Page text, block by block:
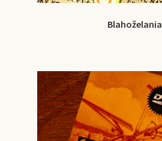
Blahoželania